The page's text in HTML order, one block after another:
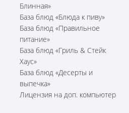
Блинная»
База блюд «Блюда к пиву»
База блюд «Правильное
питание»
База блюд «Гриль & Стейк
Хаус»
База блюд «Десерты и
выпечка»
Лицензия на доп. компьютер